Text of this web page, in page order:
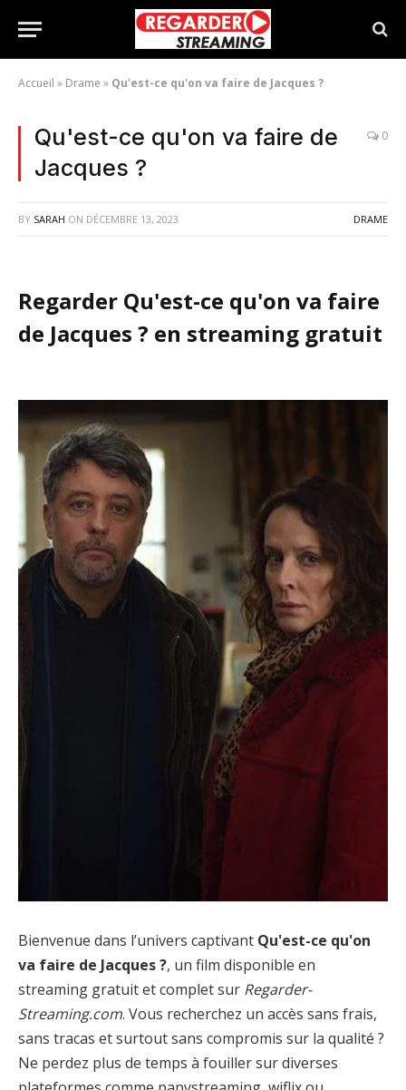
Accueil » Drame » Qu'est-ce qu'on va faire de Jacques ?
Qu'est-ce qu'on va faire de
Jacques ?
0
BY SARAH ON DÉCEMBRE 13, 2023 DRAME
Regarder Qu'est-ce qu'on va faire
de Jacques ? en streaming gratuit
Bienvenue dans l’univers captivant Qu'est-ce qu'on
va faire de Jacques ?, un film disponible en
streaming gratuit et complet sur Regarder-
Streaming.com. Vous recherchez un accès sans frais,
sans tracas et surtout sans compromis sur la qualité ?
Ne perdez plus de temps à fouiller sur diverses